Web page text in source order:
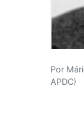
Por
APDC)